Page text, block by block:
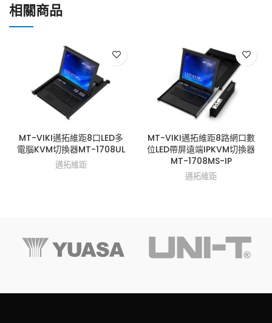
相關商品
MT-VIKI邁拓維距8口LED多
電腦KVM切換器MT-1708UL
邁拓維距
MT-VIKI邁拓維距8路網口數
位LED帶屏遠端IPKVM切換器
MT-1708MS-IP
邁拓維距